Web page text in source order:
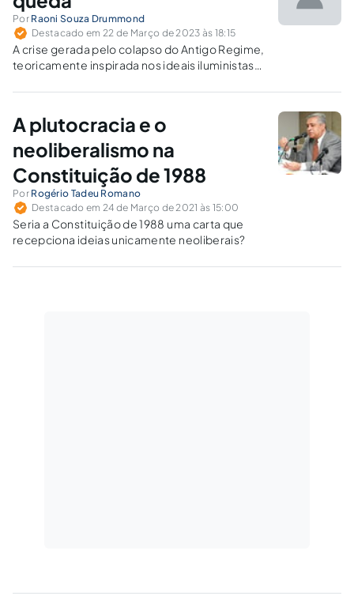
Por Raoni Souza Drummond
Destacado em 22 de Março de 2023 às 18:15
A crise gerada pelo colapso do Antigo Regime,
teoricamente inspirada nos ideais iluministas
formação do Estado liberal democrático,
A plutocracia e o
neoliberalismo na
Constituição de 1988
Por Rogério Tadeu Romano
Destacado em 24 de Março de 2021 às 15:00
Seria a Constituição de 1988 uma carta que
recepciona ideias unicamente neoliberais?